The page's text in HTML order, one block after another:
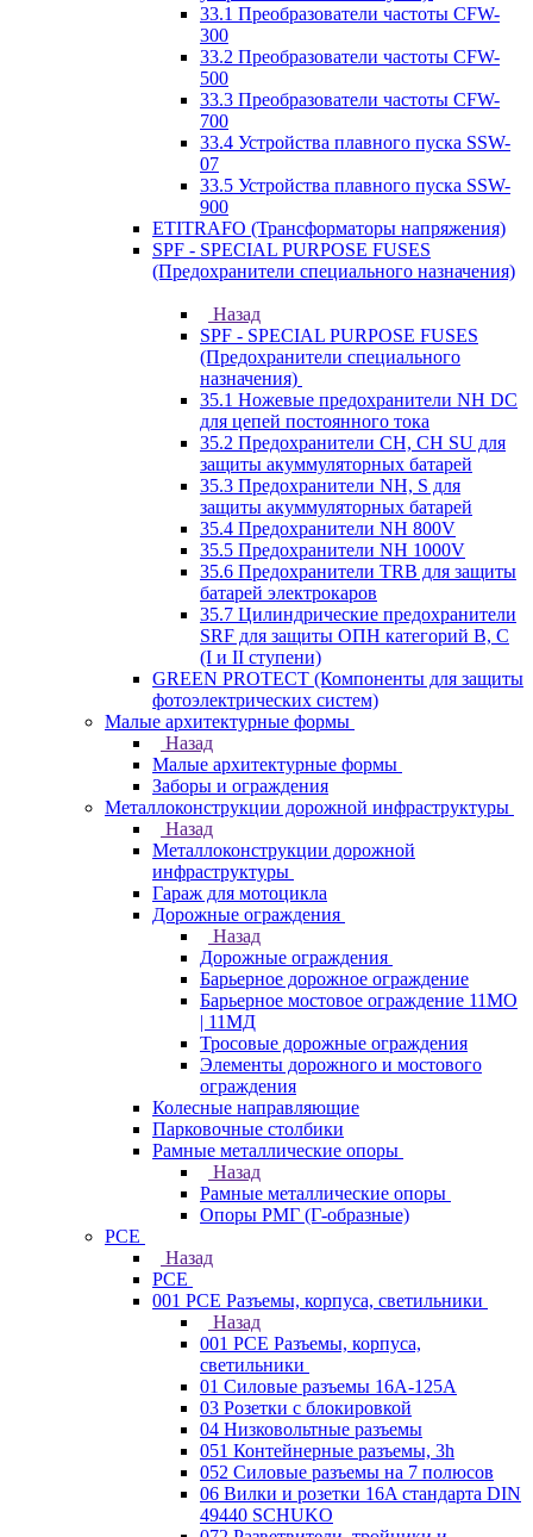
33.1 Преобразователи частоты CFW-
300
33.2 Преобразователи частоты CFW-
500
33.3 Преобразователи частоты CFW-
700
33.4 Устройства плавного пуска SSW-
07
33.5 Устройства плавного пуска SSW-
900
ETITRAFO (Трансформаторы напряжения)
SPF - SPECIAL PURPOSE FUSES
(Предохранители специального назначения)
Назад
SPF - SPECIAL PURPOSE FUSES
(Предохранители специального
назначения)
35.1 Ножевые предохранители NH DC
для цепей постоянного тока
35.2 Предохранители CH, CH SU для
защиты акуммуляторных батарей
35.3 Предохранители NH, S для
защиты акуммуляторных батарей
35.4 Предохранители NH 800V
35.5 Предохранители NH 1000V
35.6 Предохранители TRB для защиты
батарей электрокаров
35.7 Цилиндрические предохранители
SRF для защиты ОПН категорий B, C
(I и II ступени)
GREEN PROTECT (Компоненты для защиты
фотоэлектрических систем)
Малые архитектурные формы
Назад
Малые архитектурные формы
Заборы и ограждения
Металлоконструкции дорожной инфраструктуры
Назад
Металлоконструкции дорожной
инфраструктуры
Гараж для мотоцикла
Дорожные ограждения
Назад
Дорожные ограждения
Барьерное дорожное ограждение
Барьерное мостовое ограждение 11МО
| 11МД
Тросовые дорожные ограждения
Элементы дорожного и мостового
ограждения
Колесные направляющие
Парковочные столбики
Рамные металлические опоры
Назад
Рамные металлические опоры
Опоры РМГ (Г-образные)
PCE
Назад
PCE
001 PCE Разъемы, корпуса, светильники
Назад
001 PCE Разъемы, корпуса,
светильники
01 Силовые разъемы 16А-125А
03 Розетки с блокировкой
04 Низковольтные разъемы
051 Контейнерные разъемы, 3h
052 Силовые разъемы на 7 полюсов
06 Вилки и розетки 16A стандарта DIN
49440 SCHUKO